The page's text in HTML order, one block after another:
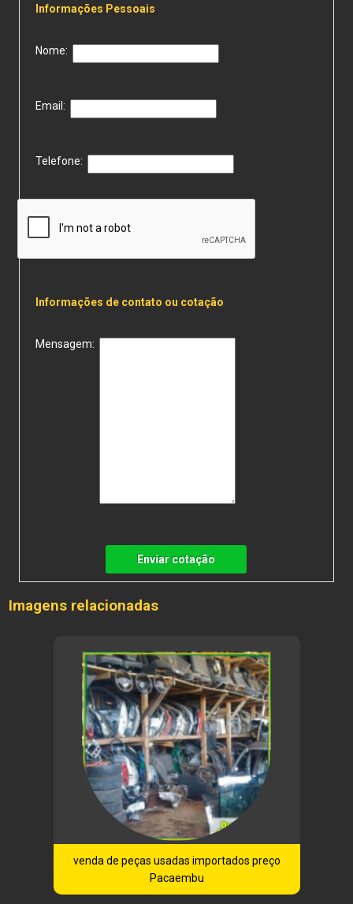
Informações Pessoais
Nome:
Email:
Telefone:
Informações de contato ou cotação
Mensagem:
Enviar cotação
Imagens relacionadas
venda de peças usadas importados preço
Pacaembu